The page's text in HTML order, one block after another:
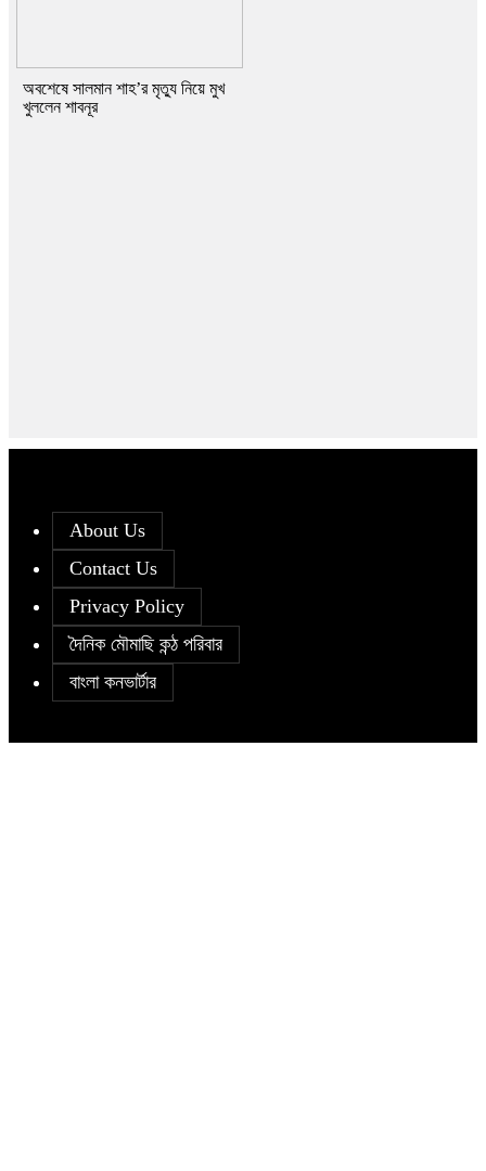
অবশেষে সালমান শাহ’র মৃত্যু নিয়ে মুখ
খুললেন শাবনূর
About Us
Contact Us
Privacy Policy
দৈনিক মৌমাছি কন্ঠ পরিবার
বাংলা কনভার্টার